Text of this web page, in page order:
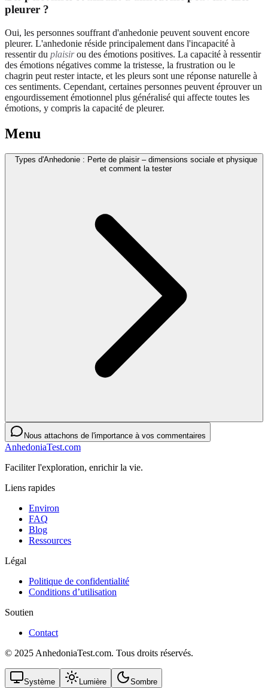
pleurer ?
Oui, les personnes souffrant d'anhedonie peuvent souvent encore
pleurer. L'anhedonie réside principalement dans l'incapacité à
ressentir du plaisirou des émotions positives. La capacité à ressentir
des émotions négatives comme la tristesse, la frustration ou le
chagrin peut rester intacte, et les pleurs sont une réponse naturelle à
ces sentiments. Cependant, certaines personnes peuvent éprouver un
engourdissement émotionnel plus généralisé qui affecte toutes les
émotions, y compris la capacité de pleurer.
Menu
Types d'Anhedonie : Perte de plaisir – dimensions sociale et physique
et comment la tester
Nous attachons de l'importance à vos commentaires
AnhedoniaTest.com
Faciliter l'exploration, enrichir la vie.
Liens rapides
Environ
FAQ
Blog
Ressources
Légal
Politique de confidentialité
Conditions d’utilisation
Soutien
Contact
© 2025 AnhedoniaTest.com. Tous droits réservés.
Système Lumière Sombre